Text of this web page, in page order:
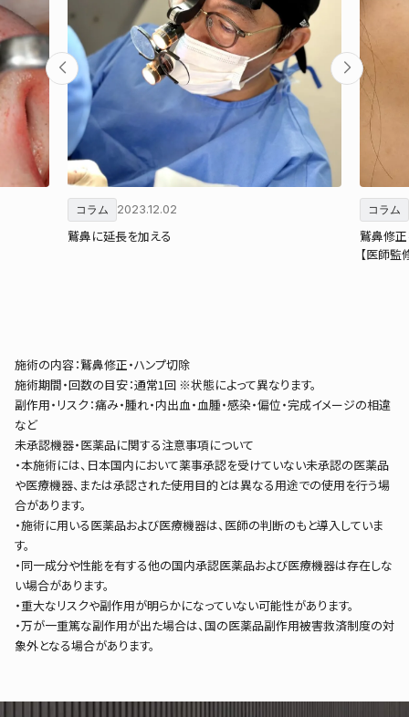
コラム 2023.12.02
鷲鼻に延長を加える
コラム
鷲鼻修正
【医師監
施術の内容：鷲鼻修正・ハンプ切除
施術期間・回数の目安：通常1回 ※状態によって異なります。
副作用・リスク：痛み・腫れ・内出血・血腫・感染・偏位・完成イメージの相違
など
未承認機器・医薬品に関する注意事項について
・本施術には、日本国内において薬事承認を受けていない未承認の医薬品
や医療機器、または承認された使用目的とは異なる用途での使用を行う場
合があります。
・施術に用いる医薬品および医療機器は、医師の判断のもと導入していま
す。
・同一成分や性能を有する他の国内承認医薬品および医療機器は存在しな
い場合があります。
・重大なリスクや副作用が明らかになっていない可能性があります。
・万が一重篤な副作用が出た場合は、国の医薬品副作用被害救済制度の対
象外となる場合があります。